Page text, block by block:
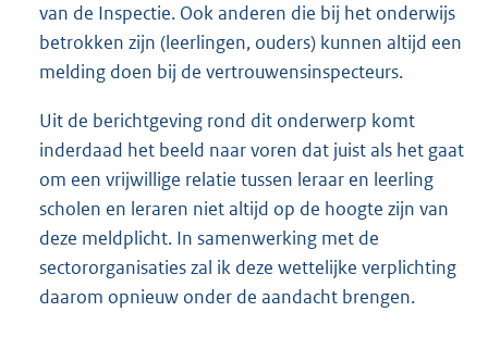
van de Inspectie. Ook anderen die bij het onderwijs
betrokken zijn (leerlingen, ouders) kunnen altijd een
melding doen bij de vertrouwensinspecteurs.
Uit de berichtgeving rond dit onderwerp komt
inderdaad het beeld naar voren dat juist als het gaat
om een vrijwillige relatie tussen leraar en leerling
scholen en leraren niet altijd op de hoogte zijn van
deze meldplicht. In samenwerking met de
sectororganisaties zal ik deze wettelijke verplichting
daarom opnieuw onder de aandacht brengen.